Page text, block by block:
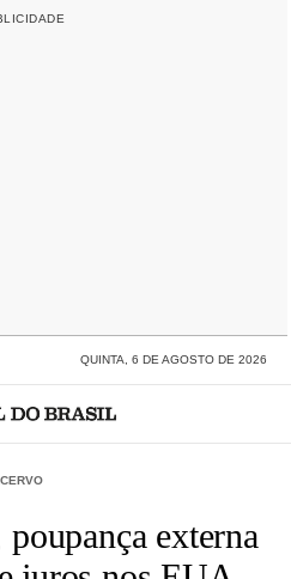
QUINTA, 6 DE AGOSTO DE 2026
externa